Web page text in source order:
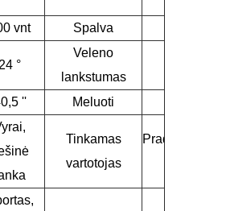
vnt Spalva
°
Veleno
lankstumas
'' Meluoti
Tinkamas
vartotojas